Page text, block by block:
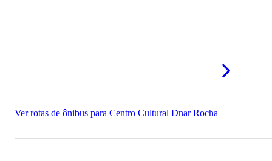
Ver rotas de ônibus para Centro Cultural Dnar Rocha